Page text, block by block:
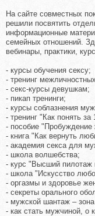
На сайте совместных
решили посвятить
информационные
семейных отношений.
вебинары, практики,
- курсы обучения сексу;
- тренинг
- секс-курсы девушкам;
- пикап тренинги;
- курсы соблазнения
- тренинг "Как понять
- пособие "Пробуждение
- книга "Как вернуть
- академия секса для
- школа волшебства;
- курс "Высший пилотаж
- школа "Искусство
- оргазмы и здоровье
- секреты орального
- мужской шантаж –
- как стать мужчиной, о